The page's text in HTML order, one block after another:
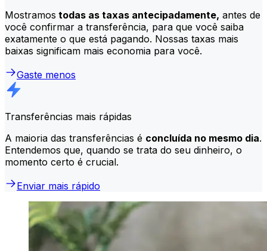
Mostramos todas as taxas antecipadamente, antes de
você confirmar a transferência, para que você saiba
exatamente o que está pagando. Nossas taxas mais
baixas significam mais economia para você.
Gaste menos
Transferências mais rápidas
A maioria das transferências é concluída no mesmo dia.
Entendemos que, quando se trata do seu dinheiro, o
momento certo é crucial.
Enviar mais rápido